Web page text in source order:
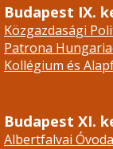
Budapest IX.
Közgazdasági
Patrona
Kollégium és
Budapest XI.
Albertfalvai Óvoda